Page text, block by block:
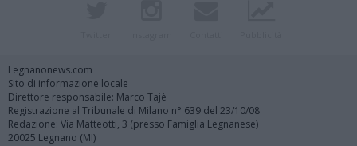
Legnanonews.com
Sito di informazione locale
Direttore responsabile: Marco Tajè
Registrazione al Tribunale di Milano n° 639 del 23/10/08
Redazione: Via Matteotti, 3 (presso Famiglia Legnanese)
20025 Legnano (MI)